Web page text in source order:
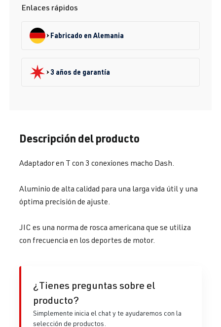
Enlaces rápidos
Fabricado en Alemania
3 años de garantía
Descripción del producto
Adaptador en T con 3 conexiones macho Dash.
Aluminio de alta calidad para una larga vida útil y una
óptima precisión de ajuste.
JIC es una norma de rosca americana que se utiliza
con frecuencia en los deportes de motor.
¿Tienes preguntas sobre el
producto?
Simplemente inicia el chat y te ayudaremos con la
selección de productos.